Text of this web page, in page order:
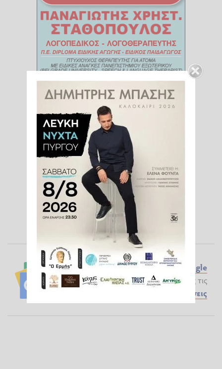
Ακολουθήστε το ilialive.gr στοGoogle
Newsκαι μάθετε πρώτοι όλες τις
Ειδήσεις